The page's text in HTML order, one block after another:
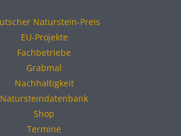
Naturstein-Preis
EU-Projekte
Fachbetriebe
Grabmal
Nachhaltigkeit
Natursteindatenbank
Shop
Termine